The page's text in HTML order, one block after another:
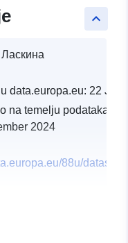
keyboard_arrow_up
data.europa.eu: 22
na temelju
2024
88u/dataset/